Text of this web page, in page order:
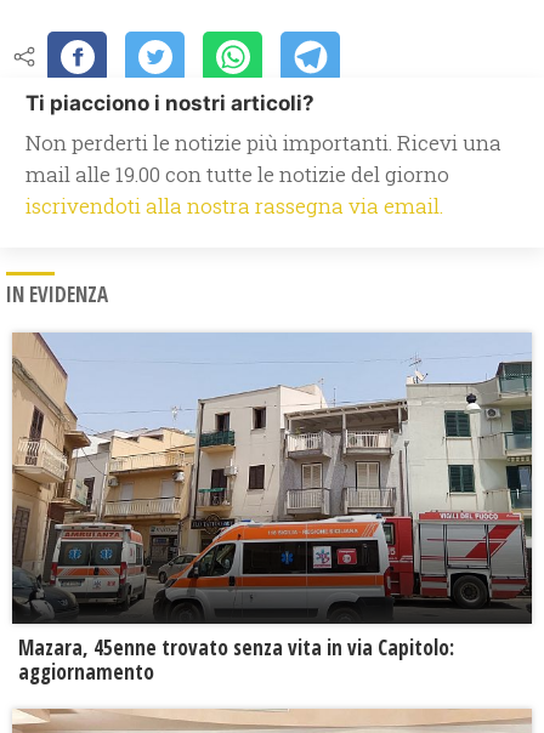
Ti piacciono i nostri articoli?
Non perderti le notizie più importanti. Ricevi una
mail alle 19.00 con tutte le notizie del giorno
iscrivendoti alla nostra rassegna via email.
IN EVIDENZA
Mazara, 45enne trovato senza vita in via Capitolo:
aggiornamento